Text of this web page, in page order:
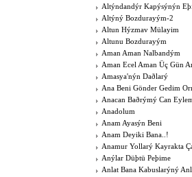
Altýndandýr Kapýsýnýn
Altýný Bozdurayým-2
Altun Hýzmav Mülayim
Altunu Bozdurayým
Aman Aman Nalbandým
Aman Ecel Aman Üç Gün
Amasya'nýn Daðlarý
Ana Beni Gönder Gedim
Anacan Baðrýmý Can
Anadolum
Anam Ayasýn Beni
Anam Deyiki Bana..!
Anamur Yollarý Kayrakta
Anýlar Düþtü Peþime
Anlat Bana Kabuslarýný